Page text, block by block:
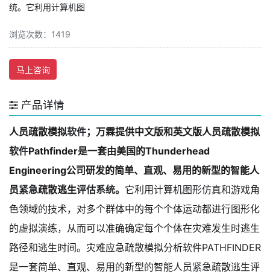
统。它利用计算机图
浏览次数：1419
马上咨询
产品详情
人员疏散模拟软件；万霖提供中文版和英文版人员疏散模拟
软件Pathfinder是一套由美国的Thunderhead
Engineering公司研发的简单、直观、易用的新型的智能人
员紧急疏散逃生评估系统。 它利用计算机图形仿真和游戏角
色领域的技术，对多个群体中的每个个体运动都进行图形化
的虚拟演练，从而可以准确确定每个个体在灾难发生时逃生
路径和逃生时间。灾难应急疏散模拟分析软件PATHFINDER
是一套简单、直观、易用的新型的智能人员紧急疏散逃生评